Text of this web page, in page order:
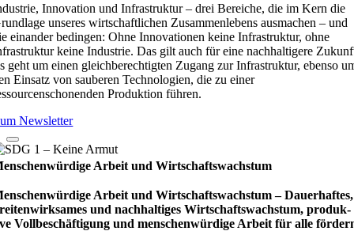
Innovation und Infrastruktur – drei Bereiche, die im Kern die
unseres wirtschaftlichen Zusammenlebens ausmachen – und
einander bedingen: Ohne Innovationen keine Infrastruktur, ohne
keine Industrie. Das gilt auch für eine nachhaltigere
geht um einen gleichberechtigten Zugang zur Infrastruktur, ebenso
Einsatz von sauberen Technologien, die zu einer
Produktion führen.
Newsletter
Arbeit und Wirtschaftswachstum
Arbeit und Wirtschaftswachstum – Dau­e­r­haf­tes,
und nach­hal­ti­ges Wirt­schafts­wachs­tum, pro­duk­
Vollbe­schäf­ti­gung und men­schen­wür­dige Arbeit für alle